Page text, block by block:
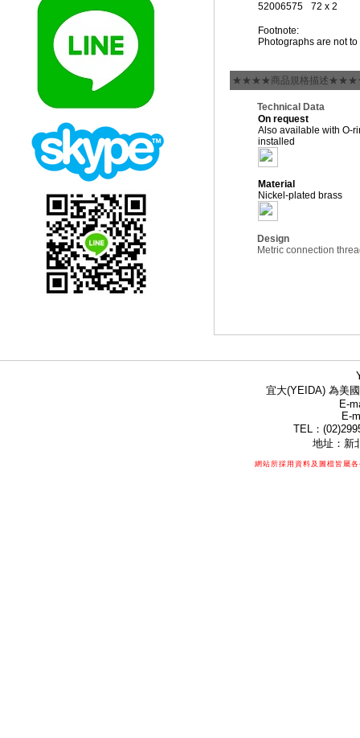
52006575
72 x 2
Footnote:
Photographs are not
★★★★商品規格描述
Technical Data
On request
Also available with O-
installed
Material
Nickel-plated brass
Design
Metric connection
宜大(YEIDA) 為美
E-
E-
TEL：
地址：新
網站所採用資料及圖檔皆屬